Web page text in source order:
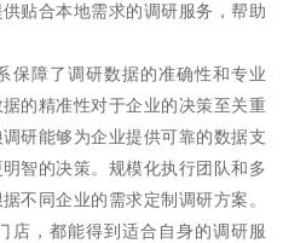
贴合本地需求的调研服务，帮助
保障了调研数据的准确性和专业
的精准性对于企业的决策至关重
研能够为企业提供可靠的数据支
智的决策。规模化执行团队和多
不同企业的需求定制调研方案。
店，都能得到适合自身的调研服